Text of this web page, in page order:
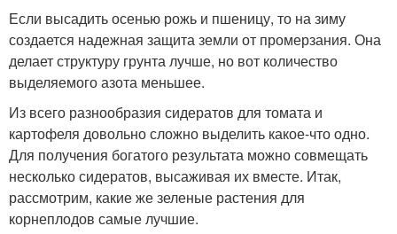
Если высадить осенью рожь и пшеницу, то на зиму
создается надежная защита земли от промерзания. Она
делает структуру грунта лучше, но вот количество
выделяемого азота меньшее.
Из всего разнообразия сидератов для томата и
картофеля довольно сложно выделить какое-что одно.
Для получения богатого результата можно совмещать
несколько сидератов, высаживая их вместе. Итак,
рассмотрим, какие же зеленые растения для
корнеплодов самые лучшие.